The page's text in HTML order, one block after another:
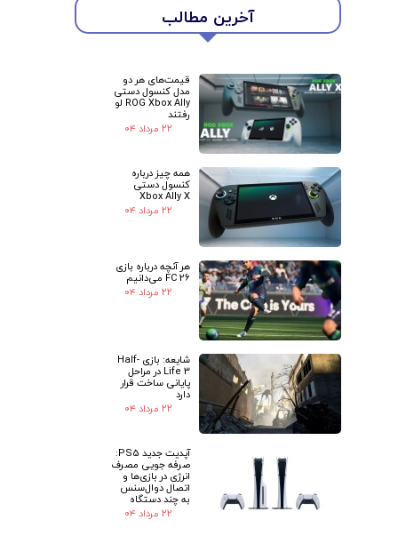
★ آخرین مطالب
قیمت‌های هر دو
مدل کنسول دستی
ROG Xbox Ally لو
رفتند
۲۲ مرداد ۰۴
همه چیز درباره
کنسول دستی
Xbox Ally X
۲۲ مرداد ۰۴
هر آنچه درباره بازی
FC 26 می‌دانیم
۲۲ مرداد ۰۴
شایعه: بازی Half-
Life 3 در مراحل
پایانی ساخت قرار
دارد
۲۲ مرداد ۰۴
آپدیت جدید PS5:
صرفه جویی مصرف
انرژی در بازی‌ها و
اتصال دوال‌سنس
به چند دستگاه
۲۲ مرداد ۰۴